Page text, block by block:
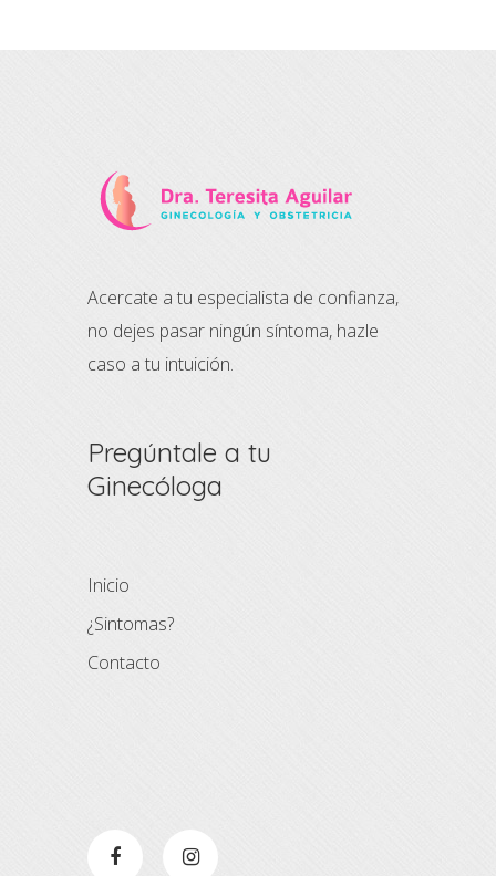
Acercate a tu especialista de confianza,
no dejes pasar ningún síntoma, hazle
caso a tu intuición.
Pregúntale a tu
Ginecóloga
Inicio
¿Sintomas?
Contacto